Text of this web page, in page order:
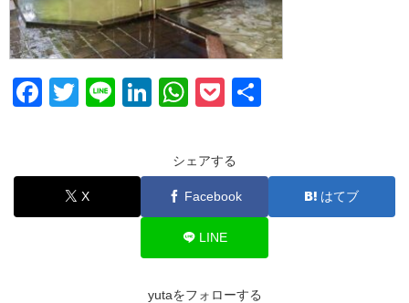
F
e
b
T
er
Li
Li
e
dI
W
at
s
A
p
p
P
ck
et
シェアする
X Facebook はてブ
LINE
yutaをフォローする